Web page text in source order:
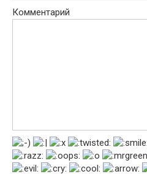
Комментарий